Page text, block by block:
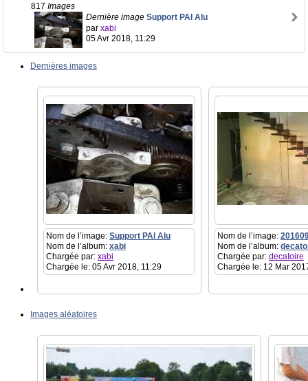
817 Images
Dernière image Support PAI Alu
par xabi
05 Avr 2018, 11:29
Dernières images
Nom de l’image: Support PAI Alu
Nom de l’album: xabi
Chargée par: xabi
Chargée le: 05 Avr 2018, 11:29
Nom de l’image:
Nom de l’album:
Chargée par: decatoire
Chargée le: 12 Mar
Images aléatoires